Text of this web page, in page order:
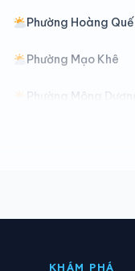
Phường Hoàng Quế
Phường Mạo Khê
Phường Mông Dương
KHÁM PHÁ